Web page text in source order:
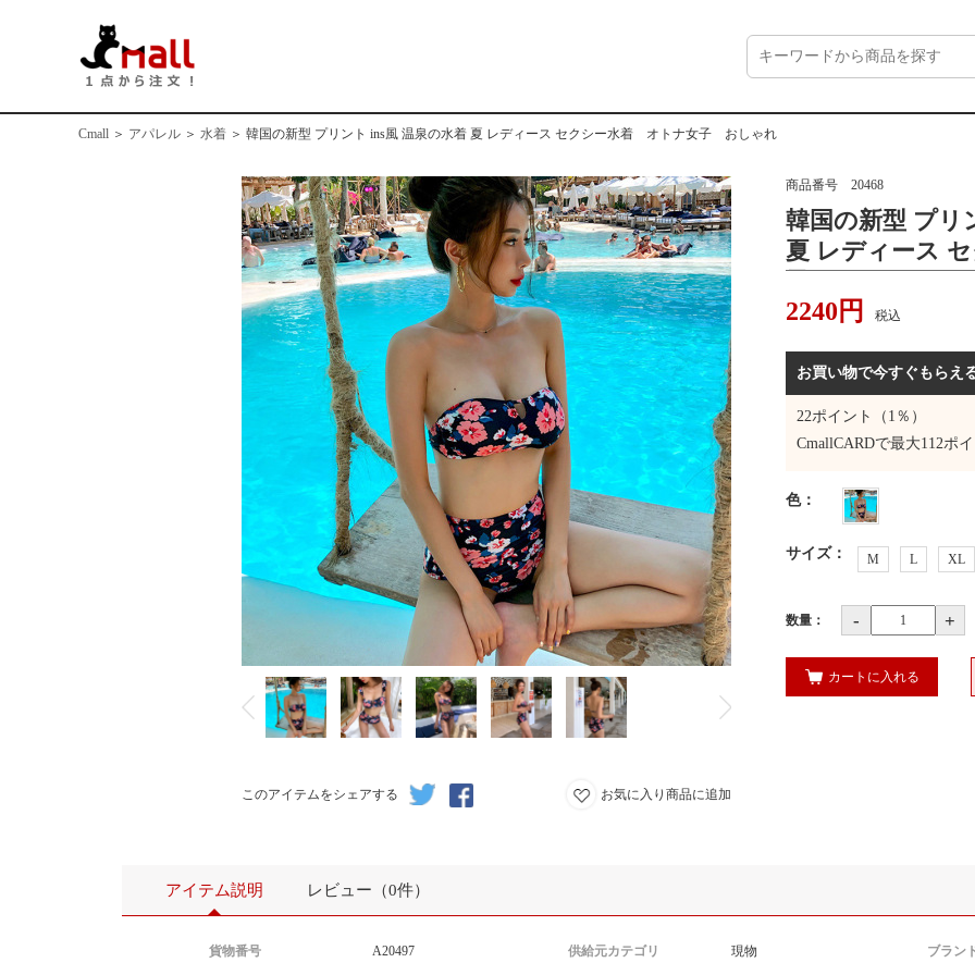
Cmall ＞ アパレル ＞ 水着 ＞ 韓国の新型 プリント ins風 温泉の水着 夏 レディース セクシー水着 オトナ女子 おしゃれ
このアイテムをシェアする お気に入り商品に追加
商品番号 20468
韓国の新型 プリ
夏 レディース
2240 円 税込
お買い物で今すぐもらえ
22ポイント（1％）
CmallCARDで最大112ポ
色：
サイズ： M L XL
数量： - +
カートに入れる
アイテム説明 レビュー（0件）
貨物番号 A20497 供給元カテゴリ 現物 ブラン